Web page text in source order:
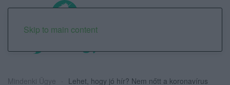
Skip to main content
Mindenki Ügye
Lehet, hogy jó hír? Nem nőtt a koronavírus